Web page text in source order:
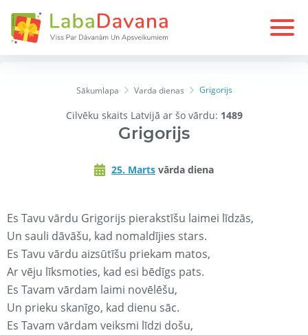
Sākumlapa Varda dienas Grigorijs
Cilvēku skaits Latvijā ar šo vārdu: 1489
Grigorijs
25. Marts vārda diena
Es Tavu vārdu Grigorijs pierakstīšu laimei līdzās,
Un sauli dāvāšu, kad nomaldījies stars.
Es Tavu vārdu aizsūtīšu priekam matos,
Ar vēju līksmoties, kad esi bēdīgs pats.
Es Tavam vārdam laimi novēlēšu,
Un prieku skanīgo, kad dienu sāc.
Es Tavam vārdam veiksmi līdzi došu,